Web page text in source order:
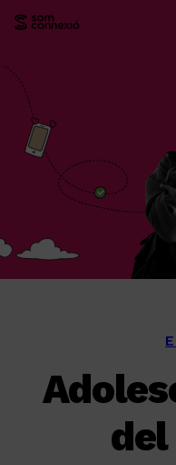
Vés
contingut